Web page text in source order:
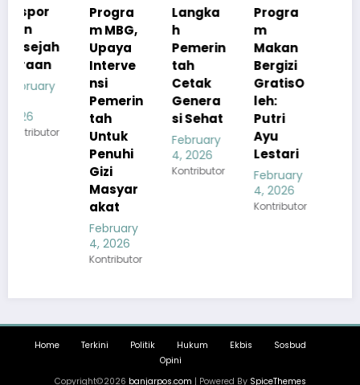
Progra
m MBG,
Upaya
Interve
nsi
tah
Untuk
Langka
h
Pemerin
tah
Genera
February
4, 2026
Progra
Makan
GratisO
leh:
Putri
Ayu
Lestari
February
n
s Menu
MBG
Tetap
Standar
February
4, 2026
Kontributor
Home Terkini Politik Hukum Ekbis
Sosbud
Opini
Copyright©2026 banjarpos.com | Powered By SpiceThemes